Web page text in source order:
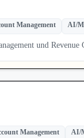
Management AI/
und
Management AI/